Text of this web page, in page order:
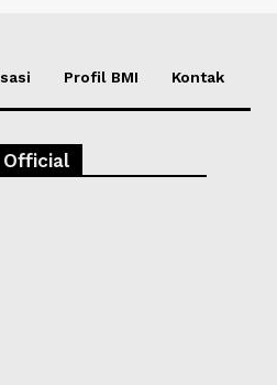
Profil BMI Kontak